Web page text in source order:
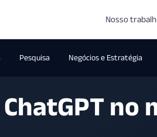
Nosso
Pesquisa Negócios e Estratégia
no